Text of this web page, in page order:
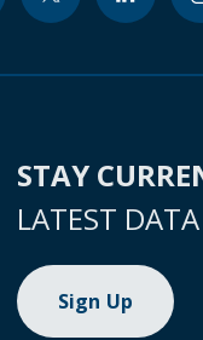
STAY
LATEST
Sign Up